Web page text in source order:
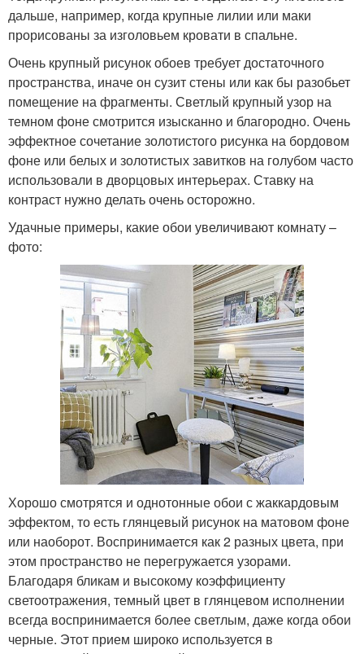
дальше, например, когда крупные лилии или маки
прорисованы за изголовьем кровати в спальне.
Очень крупный рисунок обоев требует достаточного
пространства, иначе он сузит стены или как бы разобьет
помещение на фрагменты. Светлый крупный узор на
темном фоне смотрится изысканно и благородно. Очень
эффектное сочетание золотистого рисунка на бордовом
фоне или белых и золотистых завитков на голубом часто
использовали в дворцовых интерьерах. Ставку на
контраст нужно делать очень осторожно.
Удачные примеры, какие обои увеличивают комнату –
фото:
Хорошо смотрятся и однотонные обои с жаккардовым
эффектом, то есть глянцевый рисунок на матовом фоне
или наоборот. Воспринимается как 2 разных цвета, при
этом пространство не перегружается узорами.
Благодаря бликам и высокому коэффициенту
светоотражения, темный цвет в глянцевом исполнении
всегда воспринимается более светлым, даже когда обои
черные. Этот прием широко используется в